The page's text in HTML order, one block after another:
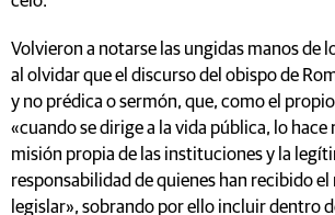
Volvieron a notarse las ungidas manos de
al olvidar que el discurso del obispo de
y no prédica o sermón, que, como el
«cuando se dirige a la vida pública, lo hace
misión propia de las instituciones y la
responsabilidad de quienes han recibido
legislar», sobrando por ello incluir dentro